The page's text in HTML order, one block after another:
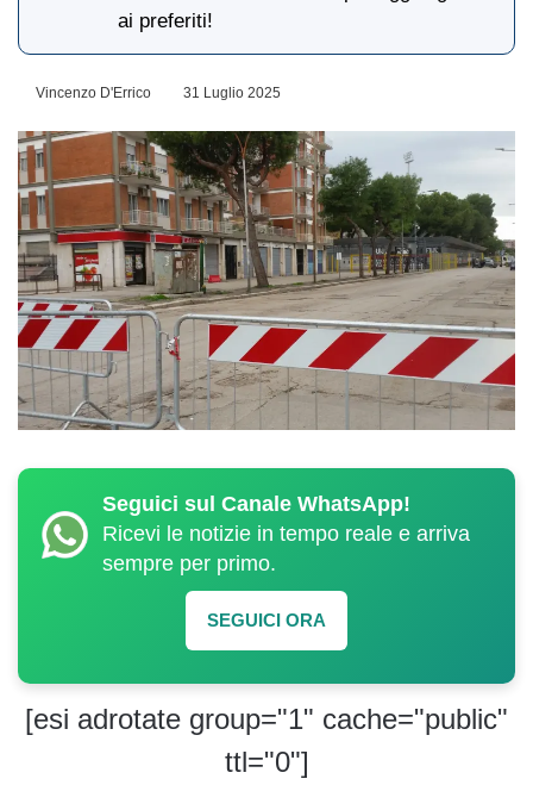
ai preferiti!
Vincenzo D'Errico 31 Luglio 2025
Seguici sul Canale WhatsApp!
Ricevi le notizie in tempo reale e arriva
sempre per primo.
SEGUICI ORA
[esi adrotate group="1" cache="public"
ttl="0"]